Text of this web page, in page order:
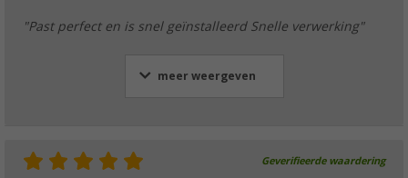
"Past perfect en is snel geïnstalleerd Snelle verwerking"
meer weergeven
Geverifieerde waardering